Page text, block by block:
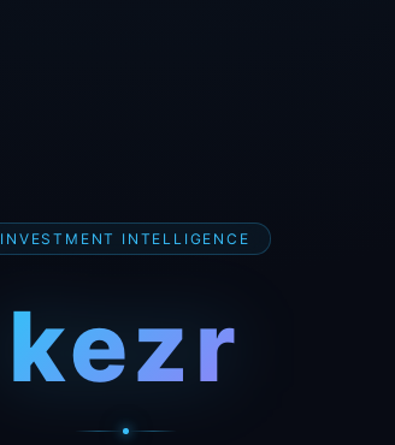
INVESTMENT INTELLIGENCE
kezr